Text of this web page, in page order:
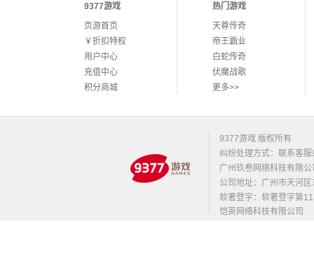
9377游戏
页游首页
￥折扣特权
用户中心
充值中心
积分商城
热门游戏
天尊传奇
帝王霸业
白蛇传奇
伏魔战歌
更多>>
9377游戏 版权所有
纠纷处理方式：联系客服
广州玖叁网络科技有限
公司地址：广州市天河
软著登字：软著登字第
恺英网络科技有限公司